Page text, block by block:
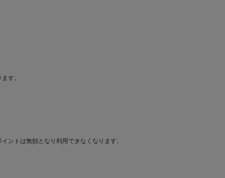
す。
ントは無効となり利用できなくなります。